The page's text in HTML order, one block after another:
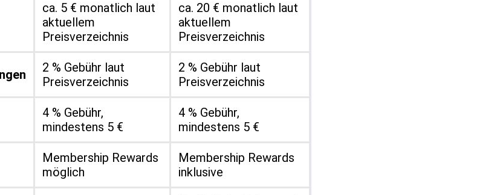
ca. 5 € monatlich laut
aktuellem
Preisverzeichnis
ca. 20 € monatlich laut
aktuellem
Preisverzeichnis
2 % Gebühr laut
Preisverzeichnis
2 % Gebühr laut
Preisverzeichnis
4 % Gebühr,
mindestens 5 €
4 % Gebühr,
mindestens 5 €
Membership Rewards
möglich
Membership Rewards
inklusive